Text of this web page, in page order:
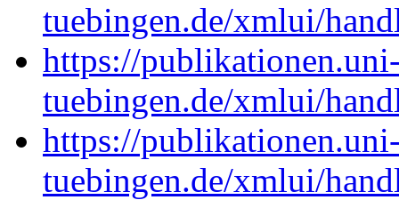
tuebingen.de/xmlui/
https://
tuebingen.de/xmlui/
https://
tuebingen.de/xmlui/